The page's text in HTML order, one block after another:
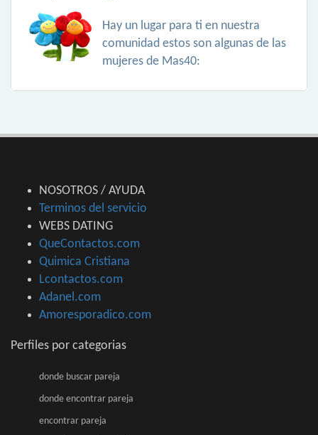
Hay un lugar para ti en nuestra
comunidad estos son algunas de las
mujeres de Mas40:
NOSOTROS / AYUDA
Terminos del servicio
WEBS DATING
QueContactos.com
Quimica Cristiana
Lcontactos.com
Adanel.com
Amoresporadico.com
Perfiles por categorias
donde buscar pareja
donde encontrar pareja
encontrar pareja